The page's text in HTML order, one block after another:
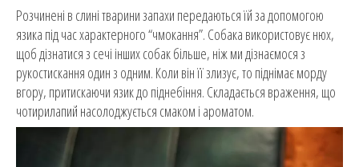
Розчинені в слині тварини запахи передаються їй за допомогою
язика під час характерного “чмокання”. Собака використовує нюх,
щоб дізнатися з сечі інших собак більше, ніж ми дізнаємося з
рукостискання один з одним. Коли він її злизує, то піднімає морду
вгору, притискаючи язик до піднебіння. Складається враження, що
чотирилапий насолоджується смаком і ароматом.